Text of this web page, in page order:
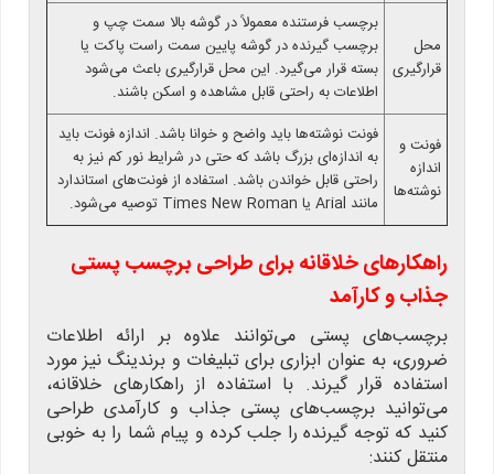
محل
قرارگیری
برچسب فرستنده معمولاً در گوشه بالا سمت چپ و
برچسب گیرنده در گوشه پایین سمت راست پاکت یا
بسته قرار می‌گیرد. این محل قرارگیری باعث می‌شود
اطلاعات به راحتی قابل مشاهده و اسکن باشند.
فونت و
اندازه
نوشته‌ها
فونت نوشته‌ها باید واضح و خوانا باشد. اندازه فونت باید
به اندازه‌ای بزرگ باشد که حتی در شرایط نور کم نیز به
راحتی قابل خواندن باشد. استفاده از فونت‌های استاندارد
مانند Arial یا Times New Roman توصیه می‌شود.
راهکارهای خلاقانه برای طراحی برچسب پستی
جذاب و کارآمد
برچسب‌های پستی می‌توانند علاوه بر ارائه اطلاعات
ضروری، به عنوان ابزاری برای تبلیغات و برندینگ نیز مورد
استفاده قرار گیرند. با استفاده از راهکارهای خلاقانه،
می‌توانید برچسب‌های پستی جذاب و کارآمدی طراحی
کنید که توجه گیرنده را جلب کرده و پیام شما را به خوبی
منتقل کنند: